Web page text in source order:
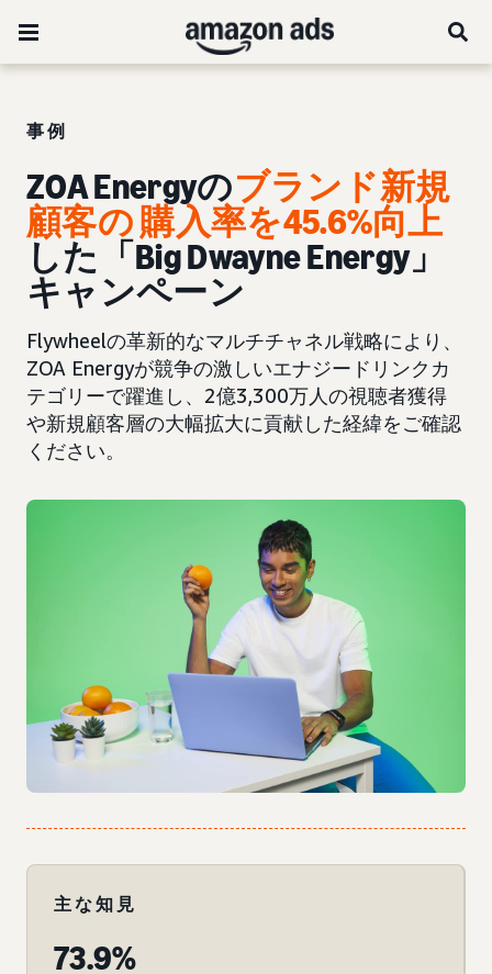
事例
ZOA Energyのブランド新規
顧客の購入率を45.6%向上
した「Big Dwayne Energy」
キャンペーン
Flywheelの革新的なマルチチャネル戦略により、
ZOA Energyが競争の激しいエナジードリンクカ
テゴリーで躍進し、2億3,300万人の視聴者獲得
や新規顧客層の大幅拡大に貢献した経緯をご確認
ください。
主な知見
73.9%